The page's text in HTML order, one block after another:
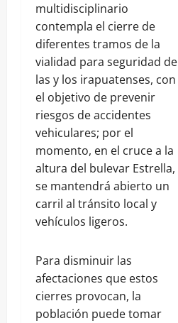
multidisciplinario
contempla el cierre de
diferentes tramos de la
vialidad para seguridad de
las y los irapuatenses, con
el objetivo de prevenir
riesgos de accidentes
vehiculares; por el
momento, en el cruce a la
altura del bulevar Estrella,
se mantendrá abierto un
carril al tránsito local y
vehículos ligeros.
Para disminuir las
afectaciones que estos
cierres provocan, la
población puede tomar